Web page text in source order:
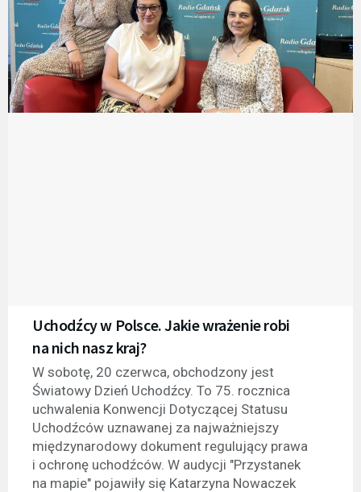
Uchodźcy w Polsce. Jakie wrażenie robi
na nich nasz kraj?
W sobotę, 20 czerwca, obchodzony jest
Światowy Dzień Uchodźcy. To 75. rocznica
uchwalenia Konwencji Dotyczącej Statusu
Uchodźców uznawanej za najważniejszy
międzynarodowy dokument regulujący prawa
i ochronę uchodźców. W audycji "Przystanek
na mapie" pojawiły się Katarzyna Nowaczek